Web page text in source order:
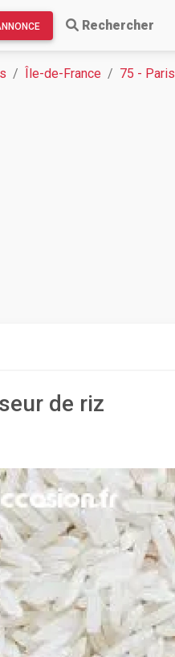
Rechercher
Île-de-France 75 - Paris
de riz